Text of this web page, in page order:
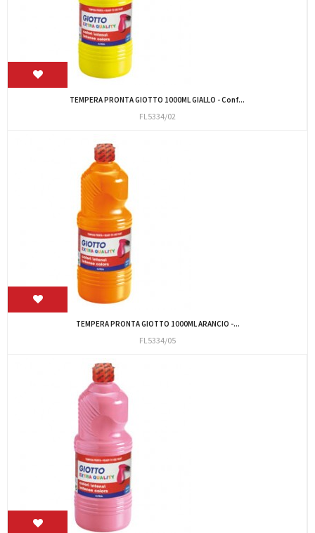
TEMPERA PRONTA GIOTTO 1000ML GIALLO - Conf...
FL5334/02
TEMPERA PRONTA GIOTTO 1000ML ARANCIO -...
FL5334/05